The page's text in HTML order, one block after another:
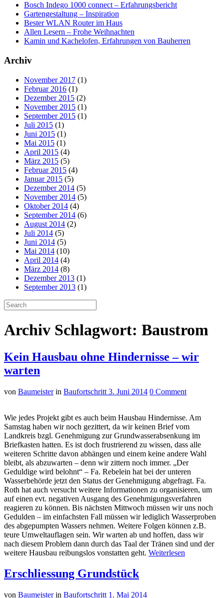
Bosch Indego 1000 connect – Erfahrungsbericht
Gartengestaltung – Inspiration
Bester WLAN Router im Haus
Allen Lesern – Frohe Weihnachten
Kamin und Kachelofen, Erfahrungen von Bauherren
Archiv
November 2017 (1)
Februar 2016 (1)
Dezember 2015 (2)
November 2015 (1)
September 2015 (1)
Juli 2015 (1)
Juni 2015 (1)
Mai 2015 (1)
April 2015 (4)
März 2015 (5)
Februar 2015 (4)
Januar 2015 (5)
Dezember 2014 (5)
November 2014 (5)
Oktober 2014 (4)
September 2014 (6)
August 2014 (2)
Juli 2014 (5)
Juni 2014 (5)
Mai 2014 (10)
April 2014 (4)
März 2014 (8)
Dezember 2013 (1)
September 2013 (1)
Archiv Schlagwort: Baustrom
Kein Hausbau ohne Hindernisse – wir
warten
von Baumeisterin Baufortschritt 3. Juni 2014 0 Comment
Wie jedes Projekt gibt es auch beim Hausbau Hindernisse. Am
Samstag haben wir noch gezittert, da wir keinen Brief vom
Landkreis bzgl. Genehmigung zur Grundwasserabsenkung im
Briefkasten hatten. Es ist doch frustrierend zu wissen, dass alle
weiteren Schritte davon abhängen und einem keine andere Wahl
bleibt, als abzuwarten – denn wir zittern noch immer. „Der
Geduldige wird belohnt“ – Fa. Rebelein hat bei der unteren
Wasserbehörde jetzt den Status der Genehmigung abgefragt. Fa.
Roth hat auch versucht weitere Informationen zu organisieren, um
auf einen evt. negativen Ausgang des Genehmigungsverfahren
reagieren zu können. Bis nächsten Mittwoch müssen wir uns noch
Gedulden – im einfachsten Fall müssen wir lediglich Wasserproben
des abgepumpten Wassers nehmen. Weitere Folgen können z.B.
teure Umweltauflagen sein. Wir warten ab und hoffen, dass wir
nach diesem Problem dann durch das Taal der Tränen sind und der
weitere Hausbau reibungslos vonstatten geht. Weiterlesen
Erschliessung Grundstück
von Baumeisterin Baufortschritt 1. Mai 2014